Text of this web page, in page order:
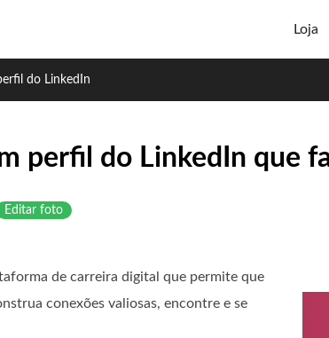
Loja
do LinkedIn
perfil do LinkedIn que
Editar foto
de carreira digital que permite que
conexões valiosas, encontre e se